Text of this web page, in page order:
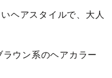
ヘアスタイルで、大人
ウン系のヘアカラー